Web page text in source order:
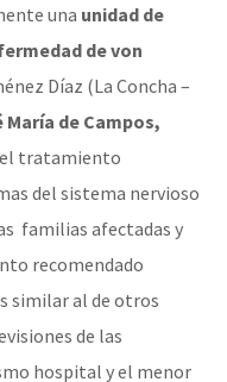
una unidad de
de von
Díaz (La Concha –
María de Campos,
el tratamiento
del sistema nervioso
familias afectadas y
recomendado
similar al de otros
de las
hospital y el menor